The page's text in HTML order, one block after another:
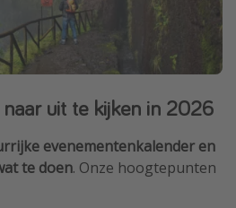
uit te kijken in 2026
evenementenkalender en
te doen. Onze hoogtepunten